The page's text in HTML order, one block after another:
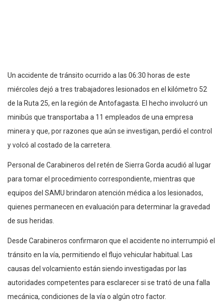
Un accidente de tránsito ocurrido a las 06:30 horas de este
miércoles dejó a tres trabajadores lesionados en el kilómetro 52
de la Ruta 25, en la región de Antofagasta. El hecho involucró un
minibús que transportaba a 11 empleados de una empresa
minera y que, por razones que aún se investigan, perdió el control
y volcó al costado de la carretera.
Personal de Carabineros del retén de Sierra Gorda acudió al lugar
para tomar el procedimiento correspondiente, mientras que
equipos del SAMU brindaron atención médica a los lesionados,
quienes permanecen en evaluación para determinar la gravedad
de sus heridas.
Desde Carabineros confirmaron que el accidente no interrumpió el
tránsito en la vía, permitiendo el flujo vehicular habitual. Las
causas del volcamiento están siendo investigadas por las
autoridades competentes para esclarecer si se trató de una falla
mecánica, condiciones de la vía o algún otro factor.